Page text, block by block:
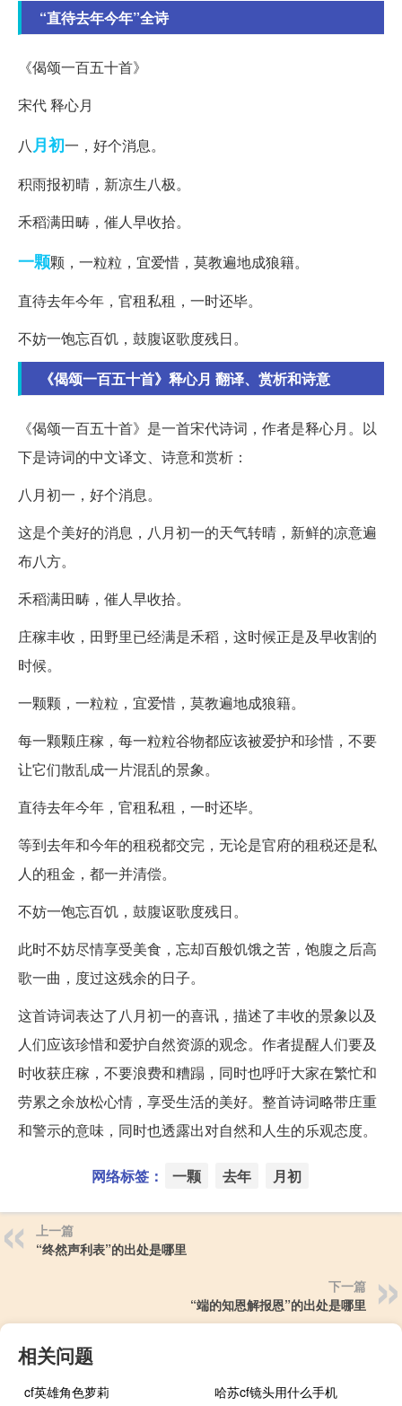
“直待去年今年”全诗
《偈颂一百五十首》
宋代 释心月
八月初一，好个消息。
积雨报初晴，新凉生八极。
禾稻满田畴，催人早收拾。
一颗颗，一粒粒，宜爱惜，莫教遍地成狼籍。
直待去年今年，官租私租，一时还毕。
不妨一饱忘百饥，鼓腹讴歌度残日。
《偈颂一百五十首》释心月 翻译、赏析和诗意
《偈颂一百五十首》是一首宋代诗词，作者是释心月。以
下是诗词的中文译文、诗意和赏析：
八月初一，好个消息。
这是个美好的消息，八月初一的天气转晴，新鲜的凉意遍
布八方。
禾稻满田畴，催人早收拾。
庄稼丰收，田野里已经满是禾稻，这时候正是及早收割的
时候。
一颗颗，一粒粒，宜爱惜，莫教遍地成狼籍。
每一颗颗庄稼，每一粒粒谷物都应该被爱护和珍惜，不要
让它们散乱成一片混乱的景象。
直待去年今年，官租私租，一时还毕。
等到去年和今年的租税都交完，无论是官府的租税还是私
人的租金，都一并清偿。
不妨一饱忘百饥，鼓腹讴歌度残日。
此时不妨尽情享受美食，忘却百般饥饿之苦，饱腹之后高
歌一曲，度过这残余的日子。
这首诗词表达了八月初一的喜讯，描述了丰收的景象以及
人们应该珍惜和爱护自然资源的观念。作者提醒人们要及
时收获庄稼，不要浪费和糟蹋，同时也呼吁大家在繁忙和
劳累之余放松心情，享受生活的美好。整首诗词略带庄重
和警示的意味，同时也透露出对自然和人生的乐观态度。
网络标签： 一颗 去年 月初
上一篇
“终然声利表”的出处是哪里
下一篇
“端的知恩解报恩”的出处是哪里
相关问题
cf英雄角色萝莉 哈苏cf镜头用什么手机